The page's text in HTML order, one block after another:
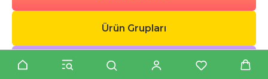
Ürün Grupları
Ürün Kategorileri